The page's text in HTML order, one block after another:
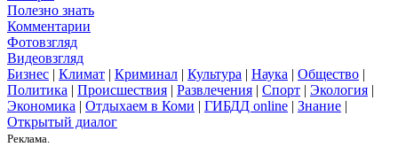
Полезно знать
Комментарии
Фотовзгляд
Видеовзгляд
Бизнес | Климат | Криминал | Культура | Наука | Общество |
Политика | Происшествия | Развлечения | Спорт | Экология |
Экономика | Отдыхаем в Коми | ГИБДД online | Знание |
Открытый диалог
Реклама.